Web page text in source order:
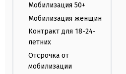
Мобилизация 50+
Мобилизация женщин
Контракт для 18-24-
летних
Отсрочка от
мобилизации